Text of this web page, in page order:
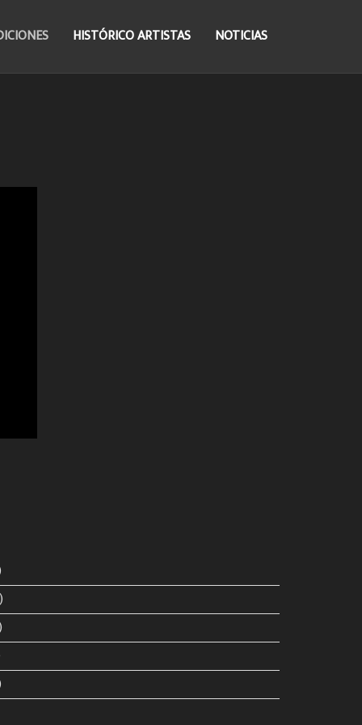
HISTÓRICO ARTISTAS NOTICIAS